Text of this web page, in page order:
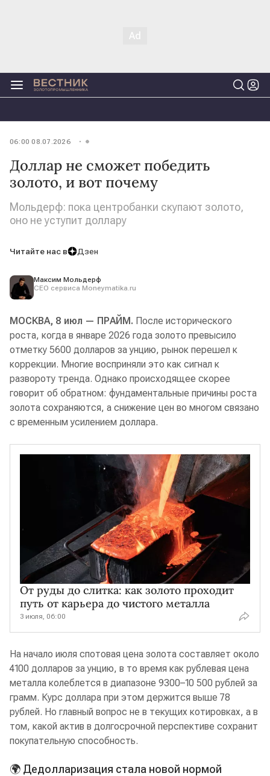
06:00 08.07.2026
Доллар не сможет победить
золото, и вот почему
Мольдерф: пока центробанки скупают золото,
оно не уступит доллару
Читайте нас в Дзен
Максим Мольдерф
CEO сервиса Moneymatika.ru
МОСКВА, 8 июл — ПРАЙМ. После исторического
роста, когда в январе 2026 года золото превысило
отметку 5600 долларов за унцию, рынок перешел к
коррекции. Многие восприняли это как сигнал к
развороту тренда. Однако происходящее скорее
говорит об обратном: фундаментальные причины роста
золота сохраняются, а снижение цен во многом связано
с временным усилением доллара.
От руды до слитка: как золото проходит
путь от карьера до чистого металла
3 июля, 06:00
На начало июля спотовая цена золота составляет около
4100 долларов за унцию, в то время как рублевая цена
металла колеблется в диапазоне 9300–10 500 рублей за
грамм. Курс доллара при этом держится выше 78
рублей. Но главный вопрос не в текущих котировках, а в
том, какой актив в долгосрочной перспективе сохранит
покупательную способность.
🌍 Дедолларизация стала новой нормой